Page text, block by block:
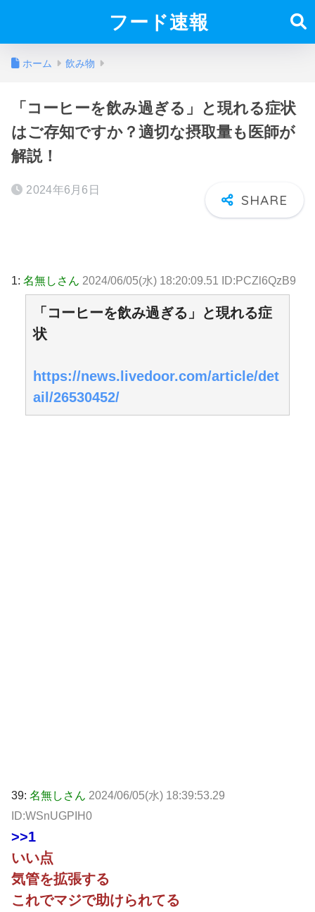
フード速報
ホーム 飲み物
「コーヒーを飲み過ぎる」と現れる症状
はご存知ですか？適切な摂取量も医師が
解説！
2024年6月6日
1: 名無しさん 2024/06/05(水) 18:20:09.51 ID:PCZl6QzB9
「コーヒーを飲み過ぎる」と現れる症
状
https://news.livedoor.com/article/det
ail/26530452/
39: 名無しさん 2024/06/05(水) 18:39:53.29
ID:WSnUGPIH0
>>1
いい点
気管を拡張する
これでマジで助けられてる